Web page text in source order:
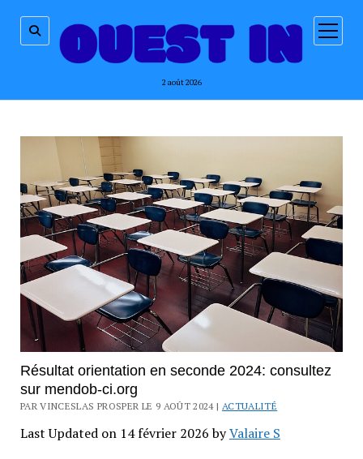
2 août 2026
ouvrir
menu
Résultat orientation en seconde 2024: consultez
sur mendob-ci.org
PAR VINCESLAS PROSPER LE 9 AOÛT 2024 | ACTUALITÉ
Last Updated on 14 février 2026 byValaire S